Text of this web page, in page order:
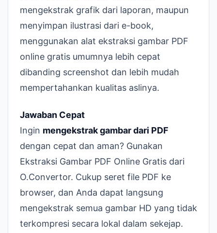
mengekstrak grafik dari laporan, maupun
menyimpan ilustrasi dari e-book,
menggunakan alat ekstraksi gambar PDF
online gratis umumnya lebih cepat
dibanding screenshot dan lebih mudah
mempertahankan kualitas aslinya.
Jawaban Cepat
Ingin mengekstrak gambar dari PDF
dengan cepat dan aman? Gunakan
Ekstraksi Gambar PDF Online Gratis dari
O.Convertor. Cukup seret file PDF ke
browser, dan Anda dapat langsung
mengekstrak semua gambar HD yang tidak
terkompresi secara lokal dalam sekejap.